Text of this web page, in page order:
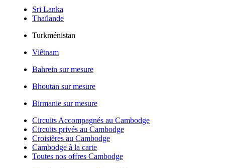
Sri Lanka
Thaïlande
Turkménistan
Viêtnam
Bahrein sur mesure
Bhoutan sur mesure
Birmanie sur mesure
Circuits Accompagnés au Cambodge
Circuits privés au Cambodge
Croisières au Cambodge
Cambodge à la carte
Toutes nos offres Cambodge